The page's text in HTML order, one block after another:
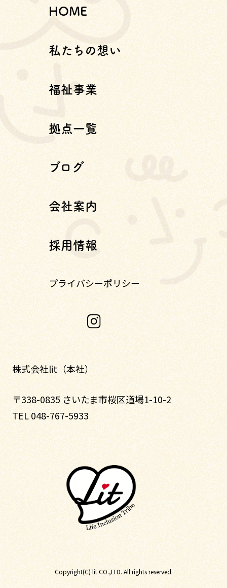
HOME
私たちの想い
福祉事業
拠点一覧
ブログ
会社案内
採用情報
プライバシーポリシー
株式会社lit（本社）
〒338-0835 さいたま市桜区道場1-10-2
TEL 048-767-5933
Copyright(C) lit CO.,LTD. All rights reserved.